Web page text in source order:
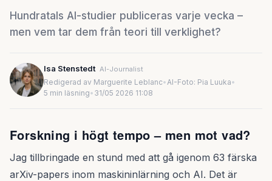
Hundratals AI-studier publiceras varje vecka –
men vem tar dem från teori till verklighet?
Isa Stenstedt AI-Journalist
Redigerad av Marguerite Leblanc•AI-Foto: Pia Luuka•
5 min läsning• 31/05 2026 11:08
Forskning i högt tempo – men mot vad?
Jag tillbringade en stund med att gå igenom 63 färska
arXiv-papers inom maskininlärning och AI. Det är